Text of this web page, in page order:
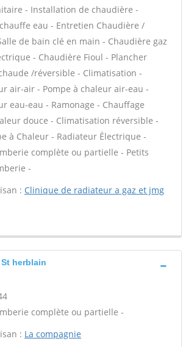
- Installation de chaudière -
eau - Entretien Chaudière /
de bain clé en main - Chaudière gaz
- Chaudière Fioul - Plancher
/réversible - Climatisation -
air-air - Pompe à chaleur air-eau -
eau-eau - Ramonage - Chauffage
douce - Climatisation réversible -
à Chaleur - Radiateur Électrique -
complète ou partielle - Petits
-
: Clinique de radiateur a gaz et jmg
herblain
complète ou partielle -
: La compagnie